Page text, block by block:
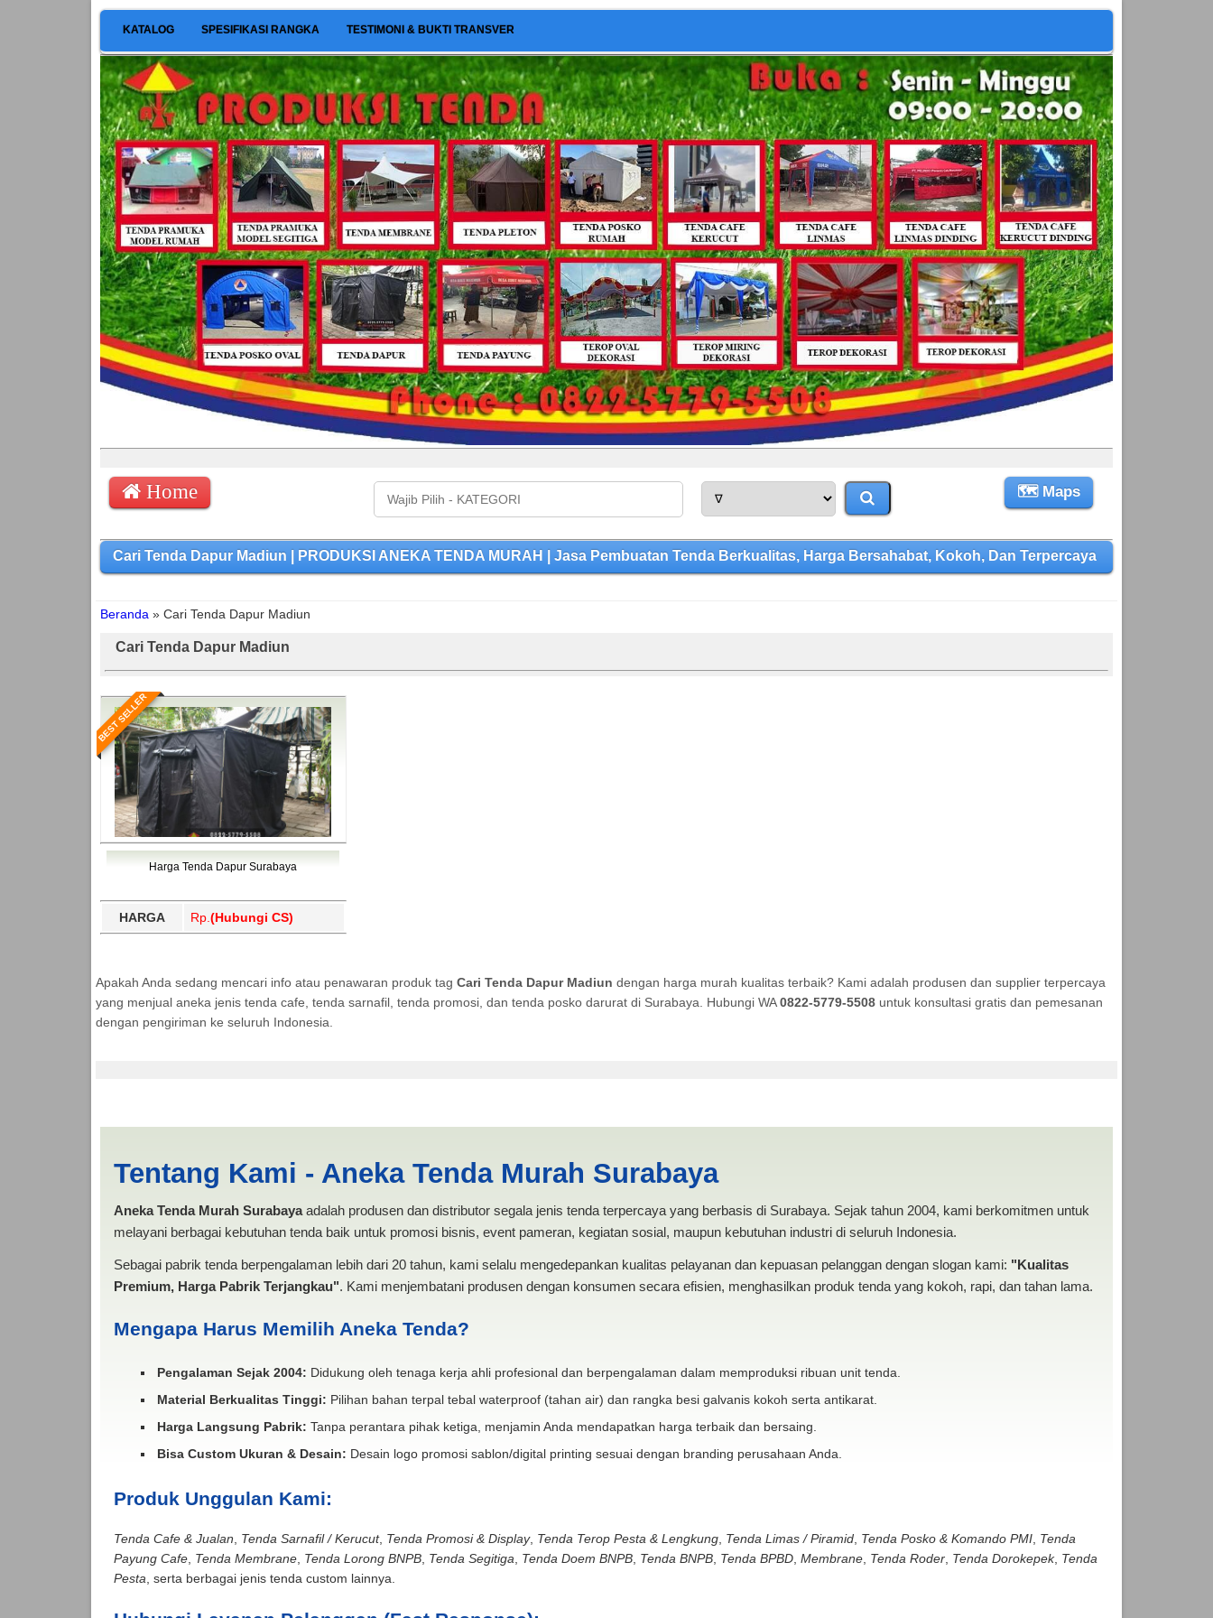
KATALOG SPESIFIKASI RANGKA TESTIMONI & BUKTI TRANSVER
Home 🗺 Maps
Cari Tenda Dapur Madiun | PRODUKSI ANEKA TENDA MURAH | Jasa Pembuatan Tenda Berkualitas, Harga Bersahabat, Kokoh, Dan Terpercaya
Beranda » Cari Tenda Dapur Madiun
Cari Tenda Dapur Madiun
BEST SELLER
Harga Tenda Dapur Surabaya
HARGA Rp. (Hubungi CS)
Apakah Anda sedang mencari info atau penawaran produk tag Cari Tenda Dapur Madiun dengan harga murah kualitas terbaik? Kami adalah produsen dan supplier terpercaya
yang menjual aneka jenis tenda cafe, tenda sarnafil, tenda promosi, dan tenda posko darurat di Surabaya. Hubungi WA0822-5779-5508untuk konsultasi gratis dan pemesanan
dengan pengiriman ke seluruh Indonesia.
Tentang Kami - Aneka Tenda Murah Surabaya
Aneka Tenda Murah Surabayaadalah produsen dan distributor segala jenis tenda terpercaya yang berbasis di Surabaya. Sejak tahun 2004, kami berkomitmen untuk
melayani berbagai kebutuhan tenda baik untuk promosi bisnis, event pameran, kegiatan sosial, maupun kebutuhan industri di seluruh Indonesia.
Sebagai pabrik tenda berpengalaman lebih dari 20 tahun, kami selalu mengedepankan kualitas pelayanan dan kepuasan pelanggan dengan slogan kami: "Kualitas
Premium, Harga Pabrik Terjangkau". Kami menjembatani produsen dengan konsumen secara efisien, menghasilkan produk tenda yang kokoh, rapi, dan tahan lama.
Mengapa Harus Memilih Aneka Tenda?
Pengalaman Sejak 2004: Didukung oleh tenaga kerja ahli profesional dan berpengalaman dalam memproduksi ribuan unit tenda.
Material Berkualitas Tinggi: Pilihan bahan terpal tebal waterproof (tahan air) dan rangka besi galvanis kokoh serta antikarat.
Harga Langsung Pabrik: Tanpa perantara pihak ketiga, menjamin Anda mendapatkan harga terbaik dan bersaing.
Bisa Custom Ukuran & Desain: Desain logo promosi sablon/digital printing sesuai dengan branding perusahaan Anda.
Produk Unggulan Kami:
Tenda Cafe & Jualan Tenda Sarnafil / Kerucut, Tenda Promosi & Display, Tenda Terop Pesta & Lengkung, Tenda Limas / Piramid, Tenda Posko & Komando PMI, Tenda
Payung Cafe, Tenda Membrane, Tenda Lorong BNPB, Tenda Segitiga Tenda Doem BNPB, Tenda BNPB, Tenda BPBD, Membrane, Tenda Roder, Tenda Dorokepek, Tenda
Pesta , serta berbagai jenis tenda custom lainnya.